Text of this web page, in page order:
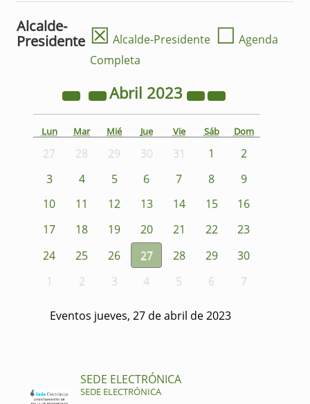
Alcalde-
Presidente ☒ Alcalde-Presidente ☐ Agenda
Completa
Abril 2023
Lun Mar Mié Jue Vie Sáb Dom
27 28 29 30 31 1
2
3
4 5 6 7 8
9
10
11 12 13 14 15
16
17
18 19 20 21 22
23
24
25 26 27 28 29
30
1
2 3 4 5 6 7
Eventos jueves, 27 de abril de 2023
SEDE ELECTRÓNICA
SEDE ELECTRÓNICA